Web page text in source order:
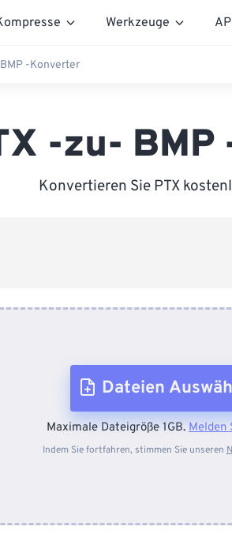
Werkzeuge
-Konverter
-zu-
Konvertieren Sie PTX
Dateien
Vom Gerät
Maximale Dateigröße 1GB. Melden
Indem Sie fortfahren, stimmen Sie unseren